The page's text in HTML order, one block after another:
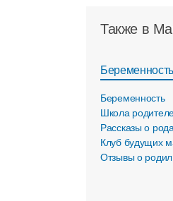
Также в
Беременность
Беременность
Школа
Рассказы о
Клуб будущих
Отзывы о